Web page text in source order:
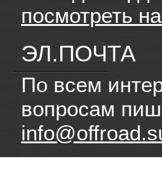
посмотреть
ЭЛ.ПОЧТА
По всем
вопросам